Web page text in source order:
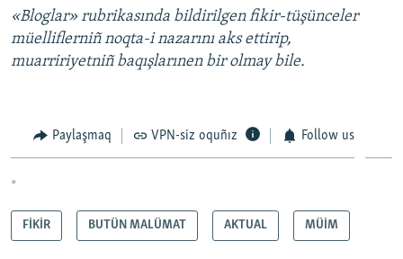
«Bloglar» rubrikasında bildirilgen fikir-tüşünceler
müelliflerniñ noqta-i nazarını aks ettirip,
muarririyetniñ baqışlarınen bir olmay bile.
Paylaşmaq VPN-siz oquñız Follow us
*
FİKİR BUTÜN MALÜMAT AKTUAL MÜİM